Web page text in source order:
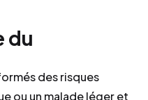
du
des risques
ou un malade léger et